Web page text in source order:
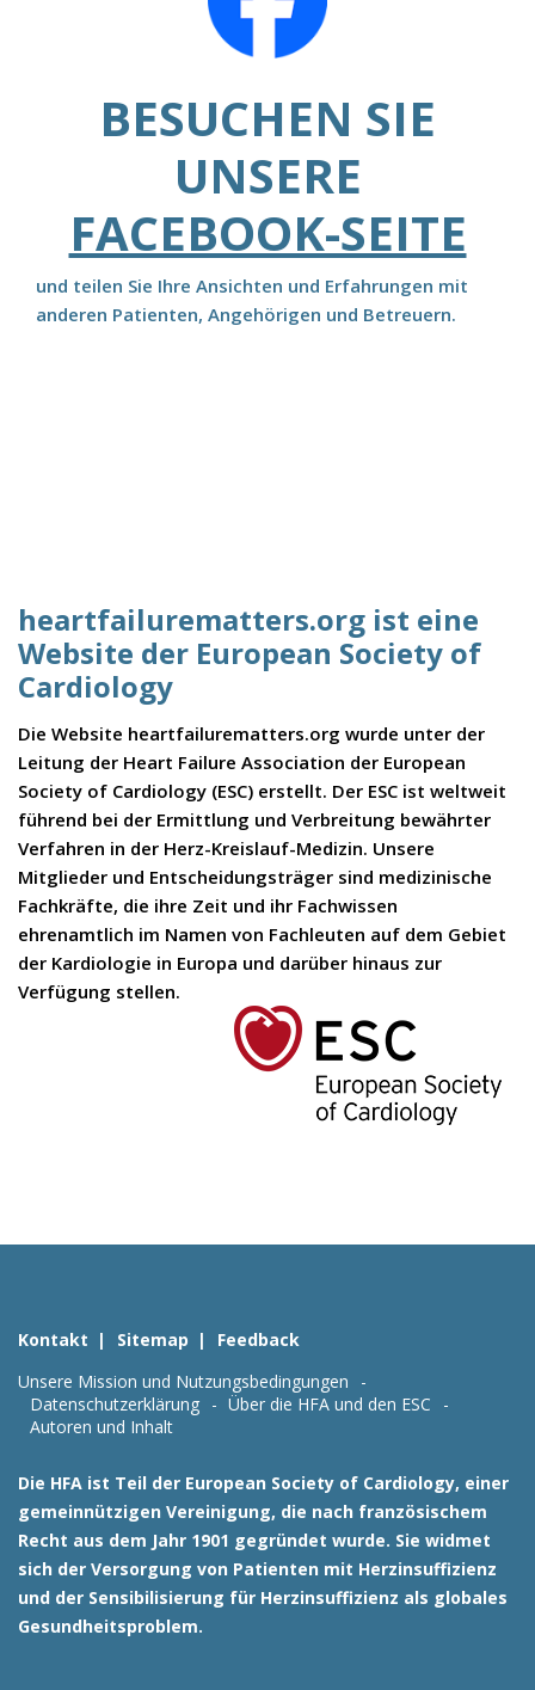
BESUCHEN SIE
UNSERE
FACEBOOK-SEITE
und teilen Sie Ihre Ansichten und Erfahrungen mit
anderen Patienten, Angehörigen und Betreuern.
heartfailurematters.org ist eine
Website der European Society of
Cardiology
Die Website heartfailurematters.org wurde unter der
Leitung der Heart Failure Association der European
Society of Cardiology (ESC) erstellt. Der ESC ist weltweit
führend bei der Ermittlung und Verbreitung bewährter
Verfahren in der Herz-Kreislauf-Medizin. Unsere
Mitglieder und Entscheidungsträger sind medizinische
Fachkräfte, die ihre Zeit und ihr Fachwissen
ehrenamtlich im Namen von Fachleuten auf dem Gebiet
der Kardiologie in Europa und darüber hinaus zur
Verfügung stellen.
Kontakt Sitemap
Feedback
Unsere Mission und Nutzungsbedingungen
Datenschutzerklärung
Über die HFA und den ESC
Autoren und Inhalt
Die HFA ist Teil der European Society of Cardiology, einer
gemeinnützigen Vereinigung, die nach französischem
Recht aus dem Jahr 1901 gegründet wurde. Sie widmet
sich der Versorgung von Patienten mit Herzinsuffizienz
und der Sensibilisierung für Herzinsuffizienz als globales
Gesundheitsproblem.